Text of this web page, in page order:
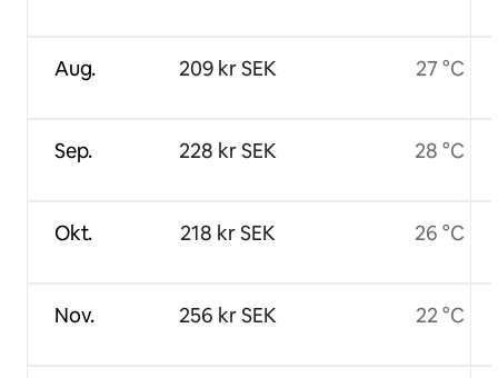
Aug.
Sep.
Okt.
Nov.
209 kr SEK
228 kr SEK
218 kr SEK
256 kr SEK
27 °C
28 °C
26 °C
22 °C